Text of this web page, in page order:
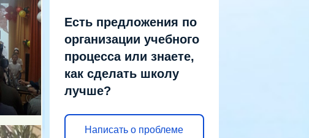
Есть предложения по
организации учебного
процесса или знаете,
как сделать школу
лучше?
Написать о проблеме